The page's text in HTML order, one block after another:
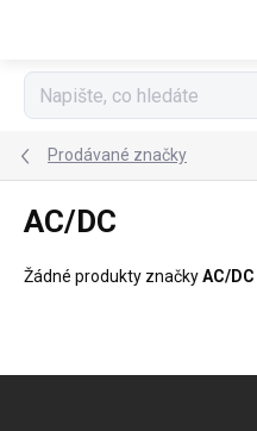
Prodávané značky
AC/DC
Žádné produkty značkyAC/DC